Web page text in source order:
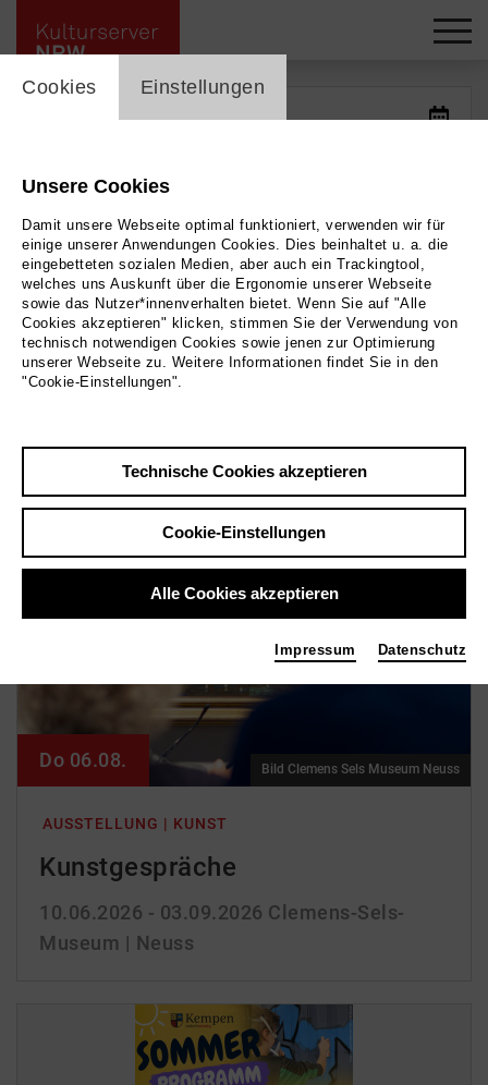
Kalender -
AUSSTELLUNG | KUNST
Kunst­gespräche
10.06.2026 - 03.09.2026 Clemens-Sels-
Museum | Neuss
Do 06.08. Bild Clemens Sels Museum Neuss
cookie_layer
Cookies Einstellungen
Unsere Cookies
Damit unsere Webseite optimal funktioniert, verwenden wir für
einige unserer Anwendungen Cookies. Dies beinhaltet u. a. die
eingebetteten sozialen Medien, aber auch ein Trackingtool,
welches uns Auskunft über die Ergonomie unserer Webseite
sowie das Nutzer*innenverhalten bietet. Wenn Sie auf "Alle
Cookies akzeptieren" klicken, stimmen Sie der Verwendung von
technisch notwendigen Cookies sowie jenen zur Optimierung
unserer Webseite zu. Weitere Informationen findet Sie in den
"Cookie-Einstellungen".
Technische Cookies akzeptieren
Cookie-Einstellungen
Alle Cookies akzeptieren
Impressum Datenschutz